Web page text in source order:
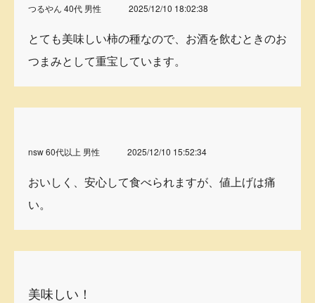
つるやん 40代 男性 2025/12/10 18:02:38
とても美味しい柿の種なので、お酒を飲むときのお
つまみとして重宝しています。
nsw 60代以上 男性 2025/12/10 15:52:34
おいしく、安心して食べられますが、値上げは痛
い。
美味しい！